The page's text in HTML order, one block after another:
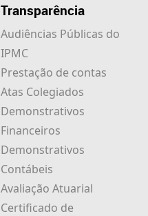
Transparência
Audiências Públicas do
IPMC
Prestação de contas
Atas Colegiados
Demonstrativos
Financeiros
Demonstrativos
Contábeis
Avaliação Atuarial
Certificado de